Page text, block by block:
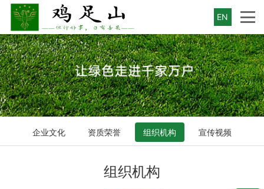
EN
企业文化 资质荣誉 组织机构 宣传视频
组织机构